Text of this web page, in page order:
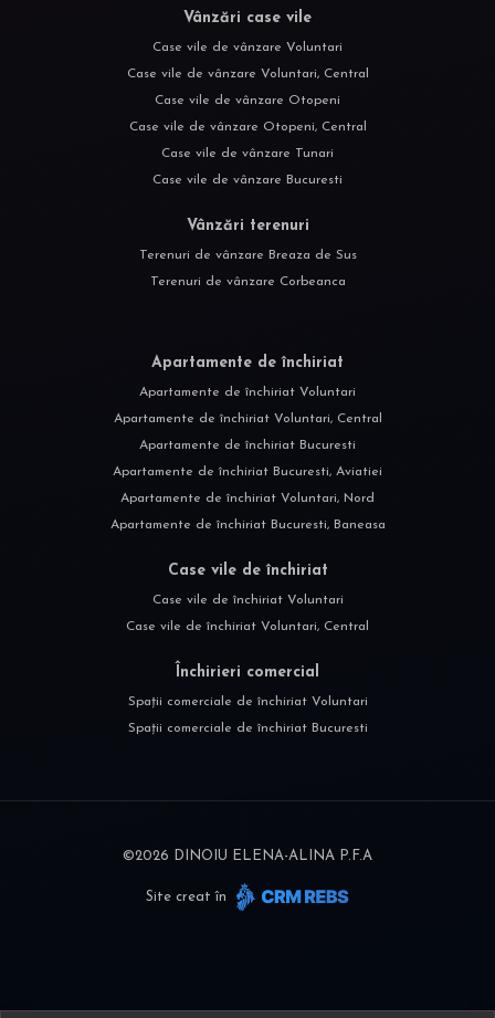
Vânzări case vile
Case vile de vânzare Voluntari
Case vile de vânzare Voluntari, Central
Case vile de vânzare Otopeni
Case vile de vânzare Otopeni, Central
Case vile de vânzare Tunari
Case vile de vânzare Bucuresti
Vânzări terenuri
Terenuri de vânzare Breaza de Sus
Terenuri de vânzare Corbeanca
Apartamente de închiriat
Apartamente de închiriat Voluntari
Apartamente de închiriat Voluntari, Central
Apartamente de închiriat Bucuresti
Apartamente de închiriat Bucuresti, Aviatiei
Apartamente de închiriat Voluntari, Nord
Apartamente de închiriat Bucuresti, Baneasa
Case vile de închiriat
Case vile de închiriat Voluntari
Case vile de închiriat Voluntari, Central
Închirieri comercial
Spații comerciale de închiriat Voluntari
Spații comerciale de închiriat Bucuresti
©2026 DINOIU ELENA-ALINA P.F.A
Site creat în